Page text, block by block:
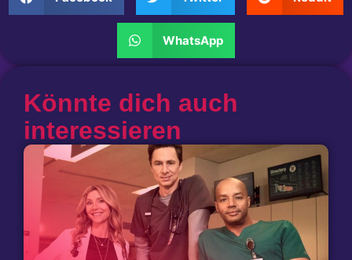
WhatsApp
Könnte dich auch
interessieren